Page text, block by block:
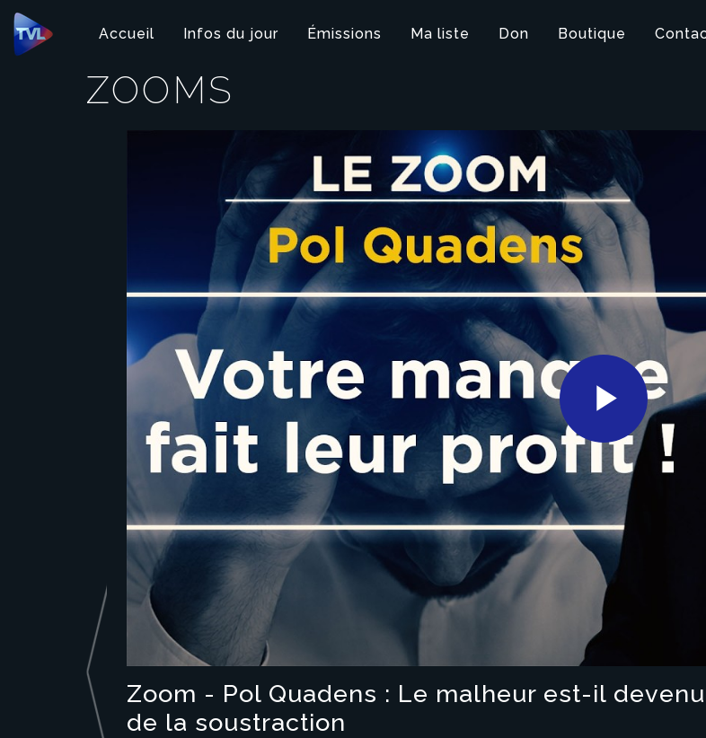
Panneau de gestion des cookies
Accueil Infos du jour Émissions Ma liste Don Boutique
ZOOMS
Play
Video
Zoom - Pol Quadens : Le malheur est-il
de la soustraction